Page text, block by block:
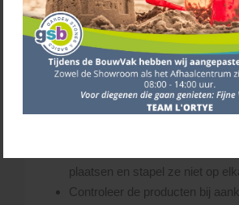
gewenste losplaats af te
hierbij is, dat de chauffeur
(eigendom van) derden
De chauffeur bepaalt ter plekke
losplaats bereikbaar is.
Zorg dat er voldoende ruimte
plaatsen en stapel ze niet op
Controleer de producten bij